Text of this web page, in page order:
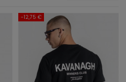
-12,75 €